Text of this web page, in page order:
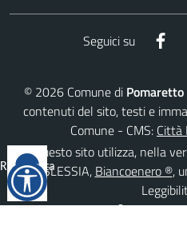
Seguici su
© 2026Comune di Pomaretto
contenuti del sito, testi e
Comune - CMS: Città
Questo sito utilizza, nella
DISLESSIA, Biancoenero ®,
AREA
Reimposta
tutto